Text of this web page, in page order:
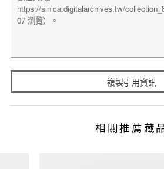
複製引用資訊
相關推薦藏